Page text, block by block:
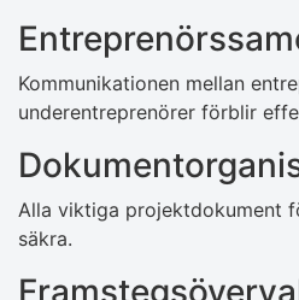
Kommunikationen mellan
underentreprenörer förblir
Alla viktiga projektdokument
säkra.